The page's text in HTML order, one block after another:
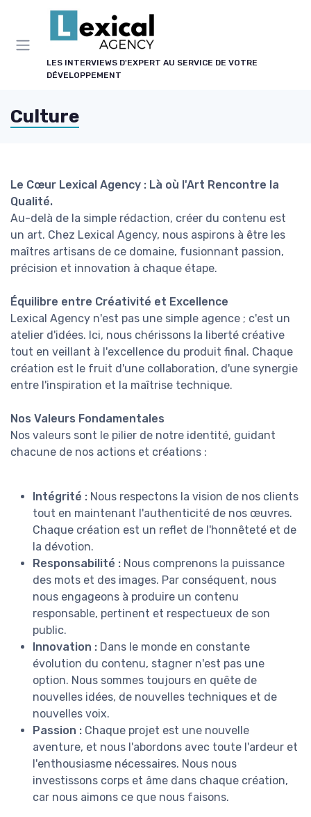
LES INTERVIEWS D'EXPERT AU SERVICE DE VOTRE
DÉVELOPPEMENT
Culture
Le Cœur Lexical Agency : Là où l'Art Rencontre la
Qualité.
Au-delà de la simple rédaction, créer du contenu est
un art. Chez Lexical Agency, nous aspirons à être les
maîtres artisans de ce domaine, fusionnant passion,
précision et innovation à chaque étape.
Équilibre entre Créativité et Excellence
Lexical Agency n'est pas une simple agence ; c'est un
atelier d'idées. Ici, nous chérissons la liberté créative
tout en veillant à l'excellence du produit final. Chaque
création est le fruit d'une collaboration, d'une synergie
entre l'inspiration et la maîtrise technique.
Nos Valeurs Fondamentales
Nos valeurs sont le pilier de notre identité, guidant
chacune de nos actions et créations :
Intégrité : Nous respectons la vision de nos clients
tout en maintenant l'authenticité de nos œuvres.
Chaque création est un reflet de l'honnêteté et de
la dévotion.
Responsabilité : Nous comprenons la puissance
des mots et des images. Par conséquent, nous
nous engageons à produire un contenu
responsable, pertinent et respectueux de son
public.
Innovation : Dans le monde en constante
évolution du contenu, stagner n'est pas une
option. Nous sommes toujours en quête de
nouvelles idées, de nouvelles techniques et de
nouvelles voix.
Passion : Chaque projet est une nouvelle
aventure, et nous l'abordons avec toute l'ardeur et
l'enthousiasme nécessaires. Nous nous
investissons corps et âme dans chaque création,
car nous aimons ce que nous faisons.
Panneau de gestion des cookies